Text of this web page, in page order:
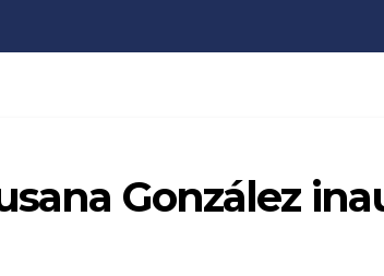
González